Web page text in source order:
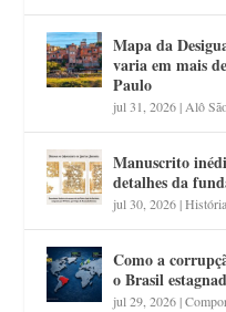
Mapa da
varia em mais
Paulo
jul 31, 2026|Alô
Manuscrito
detalhes da
jul 30, 2026|
Como a
o Brasil
jul 29, 2026|